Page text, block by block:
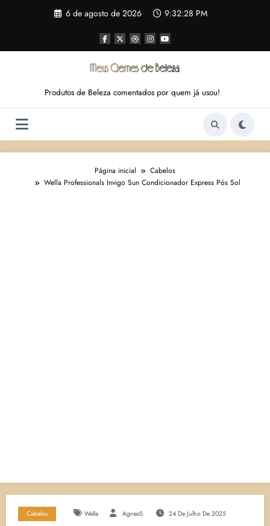
6 de agosto de 2026 9:32:29 PM
Produtos de Beleza comentados por quem já usou!
Página inicial
Cabelos
Wella Professionals Invigo Sun Condicionador Express Pós Sol
Cabelos Wella AgnesS. 24 De Julho De 2025